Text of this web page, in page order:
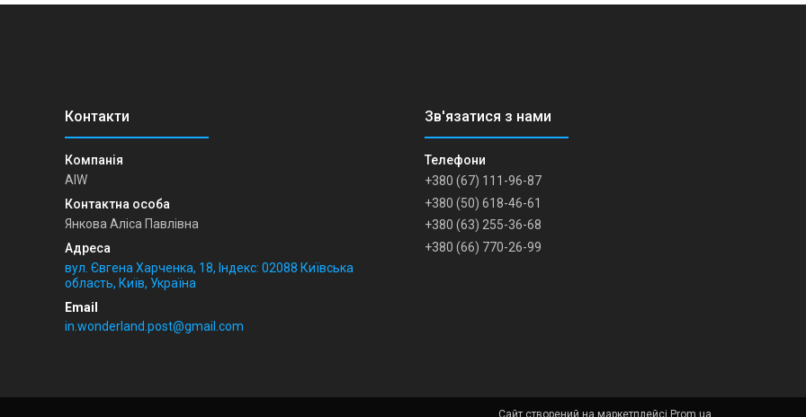
AIW
Янкова Аліса Павлівна
вул. Євгена Харченка, 18, Індекс: 02088 Київська
область, Київ, Україна
in.wonderland.post@gmail.com
+380 (67) 111-96-87
+380 (50) 618-46-61
+380 (63) 255-36-68
+380 (66) 770-26-99
Сайт створений на маркетплейсі Prom.ua